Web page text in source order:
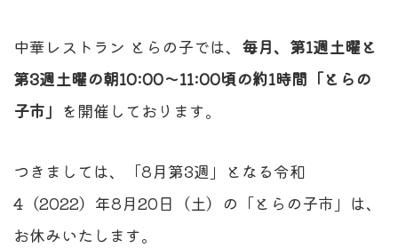
中華レストラン とらの子では、 毎月、第1週土曜と
第3週土曜の朝10:00～11:00頃の約1時間「とらの
子市」 を開催しております。
つきましては、「8月第3週」となる令和
4（2022）年8月20日（土）の「とらの子市」は、
お休みいたします。